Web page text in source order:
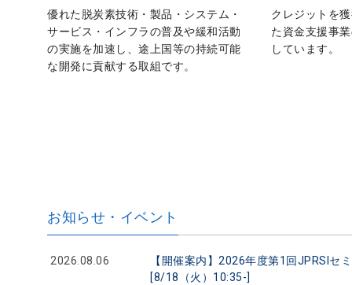
優れた脱炭素技術・製品・システム・
サービス・インフラの普及や緩和活動
の実施を加速し、途上国等の持続可能
な開発に貢献する取組です。
クレジットを
た資金支援事
しています。
お知らせ・イベント
2026.08.06
【開催案内】2026年度第1回JPRSIセ
[8/18（火）10:35-]